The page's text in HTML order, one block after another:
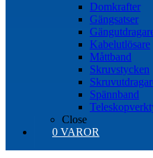
Domkrafter
Gängsatser
Kabelutlösare
Måttband
Skruvstycken
Spännband
Close
0 VAROR